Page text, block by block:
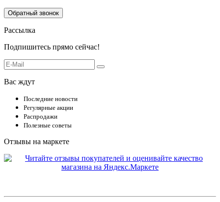
Обратный звонок
Рассылка
Подпишитесь прямо сейчас!
Вас ждут
Последние новости
Регулярные акции
Распродажи
Полезные советы
Отзывы на маркете